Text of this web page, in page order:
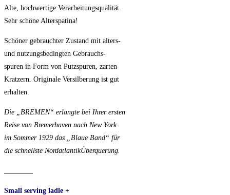
Alte, hochwertige Verarbeitungsqualität.
Sehr schöne Alterspatina!
Schöner gebrauchter Zustand mit alters-
und nutzungsbedingten Gebrauchs-
spuren in Form von Putzspuren, zarten
Kratzern. Originale Versilberung ist gut
erhalten.
Die „BREMEN“ erlangte bei Ihrer ersten
Reise von Bremerhaven nach New York
im Sommer 1929 das „Blaue Band“ für
die schnellste NordatlantikÜberquerung.
Small serving ladle +